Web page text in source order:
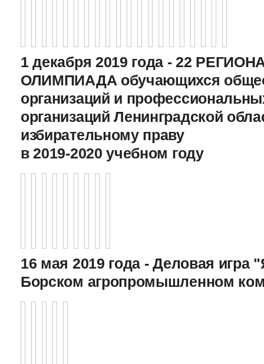
1 декабря 2019 года - 22
ОЛИМПИАДА обучающихся
организаций и
организаций Ленинградской
избирательному праву
в 2019-2020 учебном году
16 мая 2019 года - Деловая игра
Борском агропромышленном